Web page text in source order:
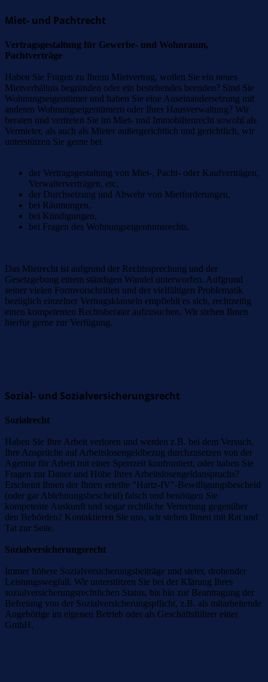
Miet- und Pachtrecht
Vertragsgestaltung für Gewerbe- und Wohnraum,
Pachtverträge
Haben Sie Fragen zu Ihrem Mietvertrag, wollen Sie ein neues
Mietverhältnis begründen oder ein bestehendes beenden? Sind Sie
Wohnungseigentümer und haben Sie eine Auseinandersetzung mit
anderen Wohnungseigentümern oder Ihrer Hausverwaltung? Wir
beraten und vertreten Sie im Miet- und Immobilienrecht sowohl als
Vermieter, als auch als Mieter außergerichtlich und gerichtlich, wir
unterstützen Sie gerne bei
der Vertragsgestaltung von Miet-, Pacht- oder Kaufverträgen,
Verwalterverträgen, etc,
der Durchsetzung und Abwehr von Mietforderungen,
bei Räumungen,
bei Kündigungen,
bei Fragen des Wohnungseigentumsrechts.
Das Mietrecht ist aufgrund der Rechtssprechung und der
Gesetzgebung einem ständigen Wandel unterworfen. Aufgrund
seiner vielen Formvorschriften und der vielfältigen Problematik
bezüglich einzelner Vertragsklauseln empfiehlt es sich, rechtzeitig
einen kompetenten Rechtsberater aufzusuchen. Wir stehen Ihnen
hierfür gerne zur Verfügung.
Sozial- und Sozialversicherungsrecht
Sozialrecht
Haben Sie Ihre Arbeit verloren und werden z.B. bei dem Versuch,
Ihre Ansprüche auf Arbeitslosengeldbezug durchzusetzen von der
Agentur für Arbeit mit einer Sperrzeit konfrontiert, oder haben Sie
Fragen zur Dauer und Höhe Ihres Arbeitslosengeldanspruchs?
Erscheint Ihnen der Ihnen erteilte "Hartz-IV"-Bewilligungsbescheid
(oder gar Ablehnungsbescheid) falsch und benötigen Sie
kompetente Auskunft und sogar rechtliche Vertretung gegenüber
den Behörden? Kontaktieren Sie uns, wir stehen Ihnen mit Rat und
Tat zur Seite.
Sozialversicherungsrecht
Immer höhere Sozialversicherungsbeiträge und steter, drohender
Leistungswegfall. Wir unterstützen Sie bei der Klärung Ihres
sozialversicherungsrechtlichen Status, bis hin zur Beantragung der
Befreiung von der Sozialversicherungspflicht, z.B. als mitarbeitende
Angehörige im eigenen Betrieb oder als Geschäftsführer einer
GmbH.